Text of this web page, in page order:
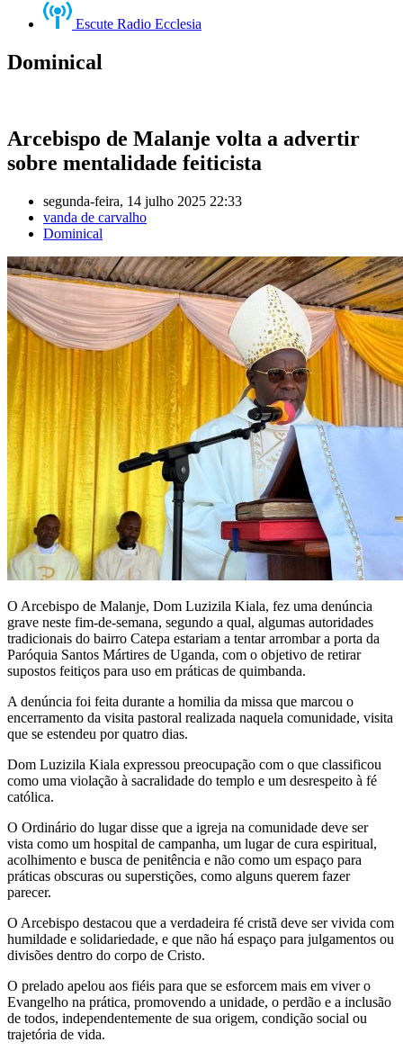
Escute Radio Ecclesia
Dominical
Arcebispo de Malanje volta a advertir
sobre mentalidade feiticista
segunda-feira, 14 julho 2025 22:33
vanda de carvalho
Dominical
O Arcebispo de Malanje, Dom Luzizila Kiala, fez uma denúncia
grave neste fim-de-semana, segundo a qual, algumas autoridades
tradicionais do bairro Catepa estariam a tentar arrombar a porta da
Paróquia Santos Mártires de Uganda, com o objetivo de retirar
supostos feitiços para uso em práticas de quimbanda.
A denúncia foi feita durante a homilia da missa que marcou o
encerramento da visita pastoral realizada naquela comunidade, visita
que se estendeu por quatro dias.
Dom Luzizila Kiala expressou preocupação com o que classificou
como uma violação à sacralidade do templo e um desrespeito à fé
católica.
O Ordinário do lugar disse que a igreja na comunidade deve ser
vista como um hospital de campanha, um lugar de cura espiritual,
acolhimento e busca de penitência e não como um espaço para
práticas obscuras ou superstições, como alguns querem fazer
parecer.
O Arcebispo destacou que a verdadeira fé cristã deve ser vivida com
humildade e solidariedade, e que não há espaço para julgamentos ou
divisões dentro do corpo de Cristo.
O prelado apelou aos fiéis para que se esforcem mais em viver o
Evangelho na prática, promovendo a unidade, o perdão e a inclusão
de todos, independentemente de sua origem, condição social ou
trajetória de vida.